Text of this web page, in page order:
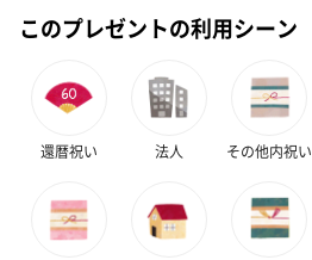
このプレゼントの利用シーン
還暦祝い 法人 その他内祝い